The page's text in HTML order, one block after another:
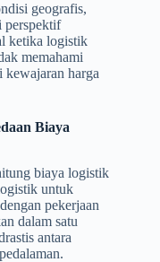
geografis,
perspektif
ketika logistik
memahami
kewajaran harga
Biaya
biaya logistik
untuk
pekerjaan
dalam satu
antara